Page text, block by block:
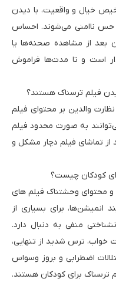
خیال و واقعیت، با دیدن
حس ناامنی می‌شوند. احساس
بعد از مشاهده صحنه‌ها یا
است و تا مدت‌ها فراموش
فیلم ترسناک هستند؟
۱۳ سالگی و با نظارت والدین بر محتوای فیلم
به صورت محدود فیلم
از تماشای فیلم دچار مشکل و
کودکان چیست؟
وحشتناک فیلم های
انمیشن‌ها، برای بسیاری از
منفی به دنبال دارد.
خواب، ترس شدید از تنهایی،
اضطرابی و بروز وسواس
ترسناک برای کودکان هستند.